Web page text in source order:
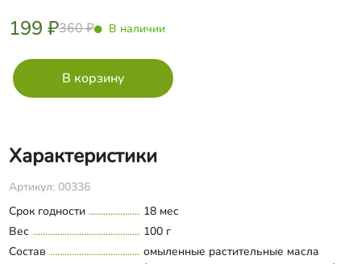
199 ₽360 ₽ В наличии
Характеристики
Артикул: 00336
Срок годности
18 мес
Вес
100 г
Состав
омыленные растительные масла